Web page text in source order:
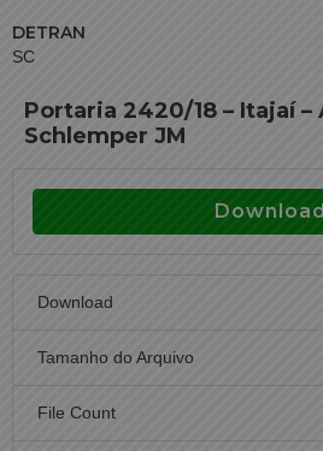
DETRAN
SC
Portaria 2420/18 – Itajaí
Schlemper JM
Download
Download
Tamanho do Arquivo
File Count